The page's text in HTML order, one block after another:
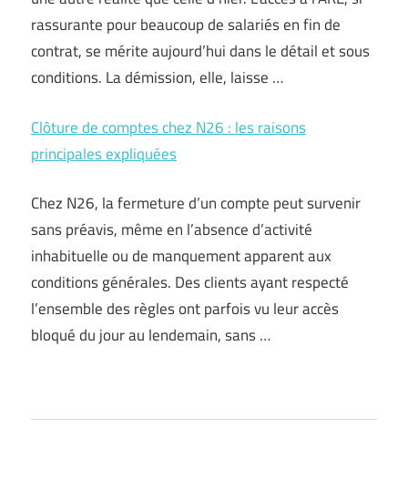
rassurante pour beaucoup de salariés en fin de
contrat, se mérite aujourd’hui dans le détail et sous
conditions. La démission, elle, laisse …
Clôture de comptes chez N26 : les raisons
principales expliquées
Chez N26, la fermeture d’un compte peut survenir
sans préavis, même en l’absence d’activité
inhabituelle ou de manquement apparent aux
conditions générales. Des clients ayant respecté
l’ensemble des règles ont parfois vu leur accès
bloqué du jour au lendemain, sans …